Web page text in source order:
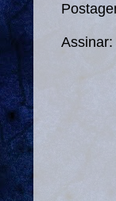
Assinar: